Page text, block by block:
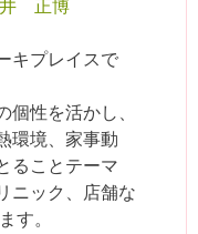
キプレイスで
性を活かし、
環境、家事動
ることテーマ
ニック、店舗な
す。